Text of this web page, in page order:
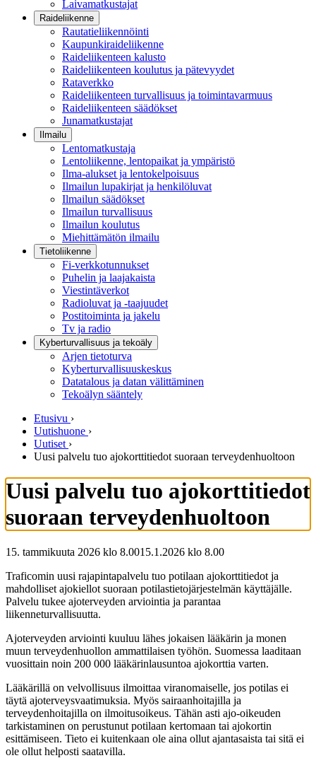
Laivamatkustajat
Raideliikenne
Rautatieliikennöinti
Kaupunkiraideliikenne
Raideliikenteen kalusto
Raideliikenteen koulutus ja pätevyydet
Rataverkko
Raideliikenteen turvallisuus ja toimintavarmuus
Raideliikenteen säädökset
Junamatkustajat
Ilmailu
Lentomatkustaja
Lentoliikenne, lentopaikat ja ympäristö
Ilma-alukset ja lentokelpoisuus
Ilmailun lupakirjat ja henkilöluvat
Ilmailun säädökset
Ilmailun turvallisuus
Ilmailun koulutus
Miehittämätön ilmailu
Tietoliikenne
Fi-verkkotunnukset
Puhelin ja laajakaista
Viestintäverkot
Radioluvat ja -taajuudet
Postitoiminta ja jakelu
Tv ja radio
Kyberturvallisuus ja tekoäly
Arjen tietoturva
Kyberturvallisuuskeskus
Datatalous ja datan välittäminen
Tekoälyn sääntely
Etusivu ›
Uutishuone ›
Uutiset ›
Uusi palvelu tuo ajokorttitiedot suoraan terveydenhuoltoon
Uusi palvelu tuo ajokorttitiedot
suoraan terveydenhuoltoon
15. tammikuuta 2026 klo 8.0015.1.2026 klo 8.00
Traficomin uusi rajapintapalvelu tuo potilaan ajokorttitiedot ja
mahdolliset ajokiellot suoraan potilastietojärjestelmän käyttäjälle.
Palvelu tukee ajoterveyden arviointia ja parantaa
liikenneturvallisuutta.
Ajoterveyden arviointi kuuluu lähes jokaisen lääkärin ja monen
muun terveydenhuollon ammattilaisen työhön. Suomessa laaditaan
vuosittain noin 200 000 lääkärinlausuntoa ajokorttia varten.
Lääkärillä on velvollisuus ilmoittaa viranomaiselle, jos potilas ei
täytä ajoterveysvaatimuksia. Myös sairaanhoitajilla ja
terveydenhoitajilla on ilmoitusoikeus. Tähän asti ajo-oikeuden
tarkistaminen on perustunut potilaan kertomaan tai ajokortin
esittämiseen. Tieto ei kuitenkaan ole aina ollut ajantasaista tai sitä ei
ole ollut helposti saatavilla.